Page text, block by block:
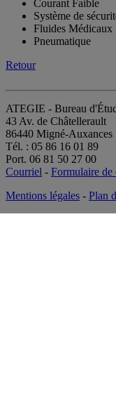
Courant Faible
Système de
Fluides Médicaux
Pneumatique
Retour
ATEGIE - Bureau
43 Av. de Châtellerault
86440 Migné-Auxances
Tél. : 05 86 16 01 89
Port. 06 81 50 27 00
Courriel - Formulaire de
Mentions légales - Plan